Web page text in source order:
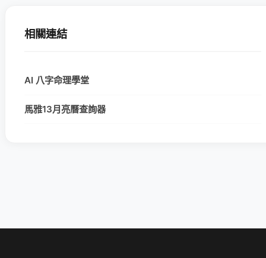
相關連結
AI 八字命理學堂
馬雅13月亮曆查詢器